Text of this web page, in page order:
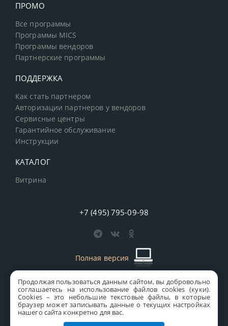
Продолжая пользоваться данным сайтом, вы добровольно
соглашаетесь на использование файлов cookies (куки).
Сookies – это небольшие текстовые файлы, в которые
браузер может записывать данные о текущих настройках
нашего сайта конкретно для вас.
ПРОМО
Все программы
Программы MICS
Программы вендоров
Партнерские программы
ПОДДЕРЖКА
Как стать партнером
Авторизации партнеров у вендоров
Сервисные центры
Гарантийное обслуживание
Инструкции
КАТАЛОГ
Витрина
+7 (495) 795-09-98
Полная версия
старая версия сайтаMICS
Все права защищены © 1997-2026 MICS Distribution Company
Правовая информация